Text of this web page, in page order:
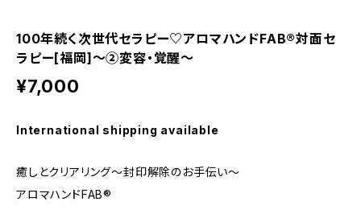
100年続く次世代セラピー♡アロマハンドFAB®︎対面セ
ラピー[福岡]〜②変容・覚醒〜
¥7,000
International shipping available
癒しとクリアリング〜封印解除のお手伝い〜
アロマハンドFAB®︎